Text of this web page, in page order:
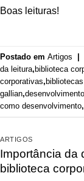
Boas leituras!
Postado em Artigos |
da leitura,biblioteca
corporativas,
gallian,
como desenvolvimento,
ARTIGOS
Importância da
biblioteca